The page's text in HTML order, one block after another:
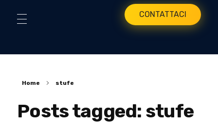
CONTATTACI
Home stufe
Posts tagged: stufe